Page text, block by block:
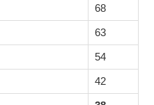
68
63
54
42